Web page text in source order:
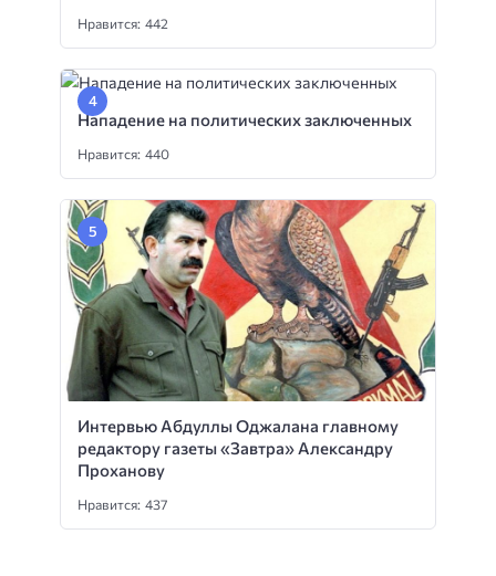
Нравится: 442
Нападение на политических заключенных
Нравится: 440
Интервью Абдуллы Оджалана главному
редактору газеты «Завтра» Александру
Проханову
Нравится: 437